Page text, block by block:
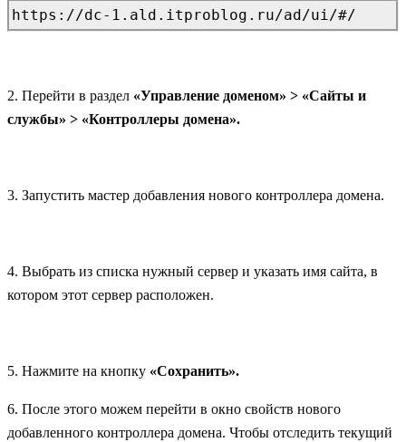
https://dc-1.ald.itproblog.ru/ad/ui/#/
2. Перейти в раздел «Управление доменом» > «Сайты и
службы» > «Контроллеры домена».
3. Запустить мастер добавления нового контроллера домена.
4. Выбрать из списка нужный сервер и указать имя сайта, в
котором этот сервер расположен.
5. Нажмите на кнопку «Сохранить».
6. После этого можем перейти в окно свойств нового
добавленного контроллера домена. Чтобы отследить текущий